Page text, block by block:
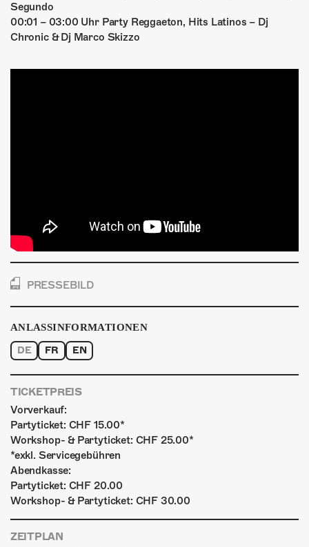
Segundo
00:01 – 03:00 Uhr Party Reggaeton, Hits Latinos – Dj
Chronic & Dj Marco Skizzo
PRESSEBILD
ANLASSINFORMATIONEN
DE FR EN
TICKETPREIS
Vorverkauf:
Partyticket: CHF 15.00*
Workshop- & Partyticket: CHF 25.00*
*exkl. Servicegebühren
Abendkasse:
Partyticket: CHF 20.00
Workshop- & Partyticket: CHF 30.00
ZEITPLAN